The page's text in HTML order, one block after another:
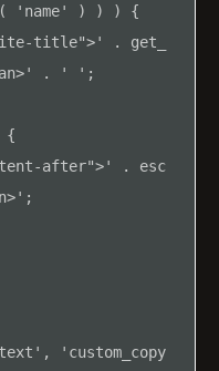
'name' ) ) ) {
title">' . get_
. ' ';
{
after">' . esc
'custom_copy